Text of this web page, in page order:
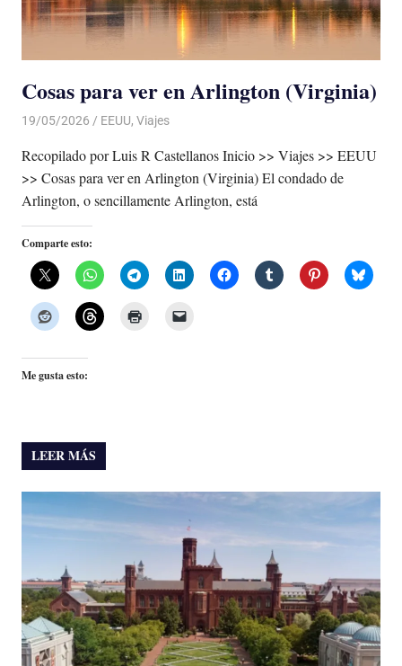
Cosas para ver en Arlington (Virginia)
19/05/2026 De todo un Poco
EEUU, Viajes
Recopilado por Luis R Castellanos Inicio >> Viajes >> EEUU
>> Cosas para ver en Arlington (Virginia) El condado de
Arlington, o sencillamente Arlington, está
Comparte esto:
Me gusta esto:
LEER MÁS